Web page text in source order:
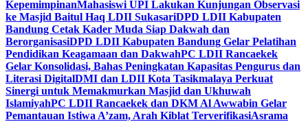
KepemimpinanMahasiswi UPI Lakukan Kunjungan Observasi
ke Masjid Baitul Haq LDII SukasariDPD LDII Kabupaten
Bandung Cetak Kader Muda Siap Dakwah dan
BerorganisasiDPD LDII Kabupaten Bandung Gelar Pelatihan
Pendidikan Keagamaan dan DakwahPC LDII Rancaekek
Gelar Konsolidasi, Bahas Peningkatan Kapasitas Pengurus dan
Literasi DigitalDMI dan LDII Kota Tasikmalaya Perkuat
Sinergi untuk Memakmurkan Masjid dan Ukhuwah
IslamiyahPC LDII Rancaekek dan DKM Al Awwabin Gelar
Pemantauan Istiwa A’zam, Arah Kiblat TerverifikasiAsrama